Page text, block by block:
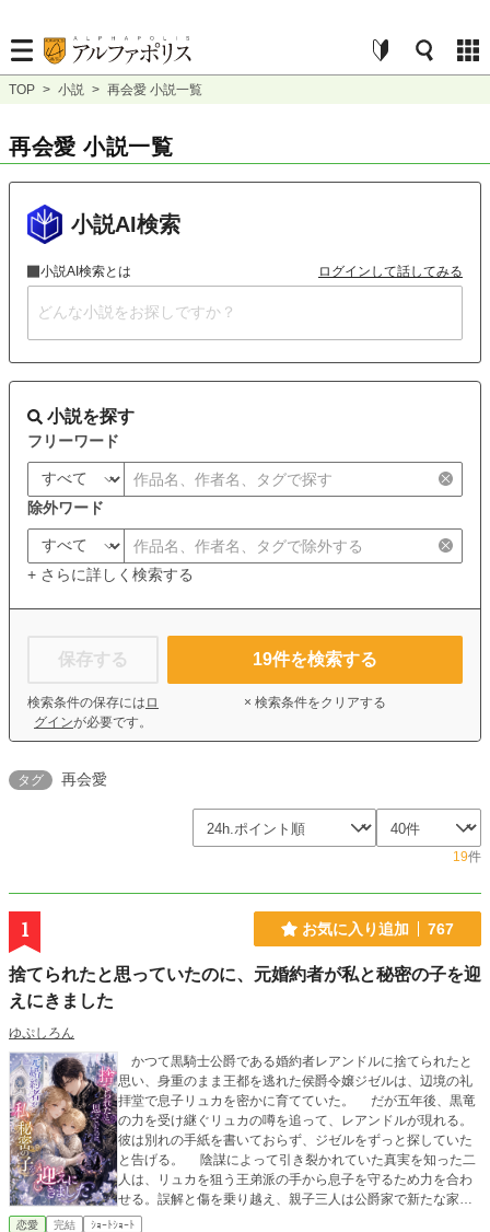
TOP > 小説 > 再会愛 小説一覧
再会愛 小説一覧
小説AI検索
小説AI検索とは ログインして話してみる
小説を探す
フリーワード
除外ワード
+ さらに詳しく検索する
保存する
検索条件の保存には ロ
グインが必要です。
19件を検索する
× 検索条件をクリアする
タグ 再会愛
19件
1 お気に入り追加 767
捨てられたと思っていたのに、元婚約者が私と秘密の子を迎
えにきました
ゆぷしろん
かつて黒騎士公爵である婚約者レアンドルに捨てられたと
思い、身重のまま王都を逃れた侯爵令嬢ジゼルは、辺境の礼
拝堂で息子リュカを密かに育てていた。 だが五年後、黒竜
の力を受け継ぐリュカの噂を追って、レアンドルが現れる。
彼は別れの手紙を書いておらず、ジゼルをずっと探していた
と告げる。 陰謀によって引き裂かれていた真実を知った二
人は、リュカを狙う王弟派の手から息子を守るため力を合わ
せる。誤解と傷を乗り越え、親子三人は公爵家で新たな家族
として歩み始める。
恋愛 完結 ｼｮｰﾄｼｮｰﾄ